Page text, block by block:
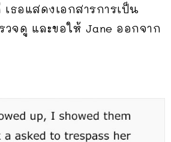
ธอแสดงเอกสารการเป็น
วจดู และขอให้ Jane ออกจาก